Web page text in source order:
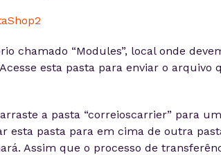
chamado “Modules”, local onde
esta pasta para enviar o arquivo
a pasta “correioscarrier” para
esta pasta para em cima de outra
Assim que o processo de